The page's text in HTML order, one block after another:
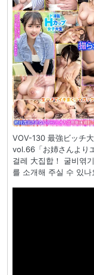
VOV-130 最強ビッチ
vol.66「お姉さんより
걸레 大집합！ 굴비엮
를 소개해 주실 수 있나